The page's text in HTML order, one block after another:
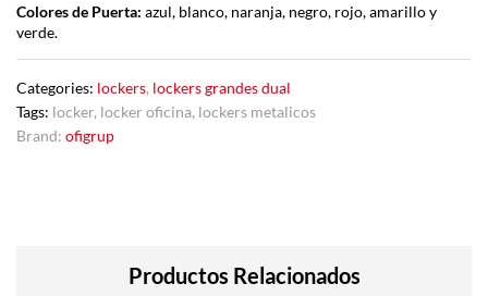
Colores de Puerta: azul, blanco, naranja, negro, rojo, amarillo y
verde.
Categories: lockers, lockers grandes dual
Tags: locker, locker oficina, lockers metalicos
Brand: ofigrup
Productos Relacionados